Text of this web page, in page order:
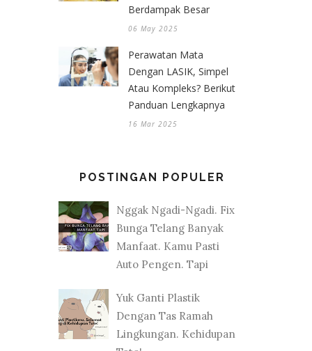
Berdampak Besar
06 May 2025
Perawatan Mata
Dengan LASIK, Simpel
Atau Kompleks? Berikut
Panduan Lengkapnya
16 Mar 2025
POSTINGAN POPULER
Nggak Ngadi-Ngadi. Fix
Bunga Telang Banyak
Manfaat. Kamu Pasti
Auto Pengen. Tapi
Yuk Ganti Plastik
Dengan Tas Ramah
Lingkungan. Kehidupan